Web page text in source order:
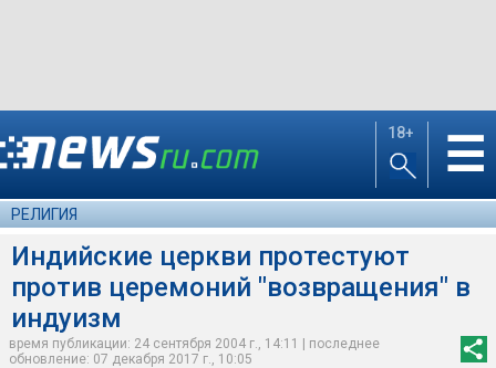
18+ ☰
РЕЛИГИЯ
Индийские церкви протестуют
против церемоний "возвращения" в
индуизм
время публикации: 24 сентября 2004 г., 14:11 | последнее
обновление: 07 декабря 2017 г., 10:05